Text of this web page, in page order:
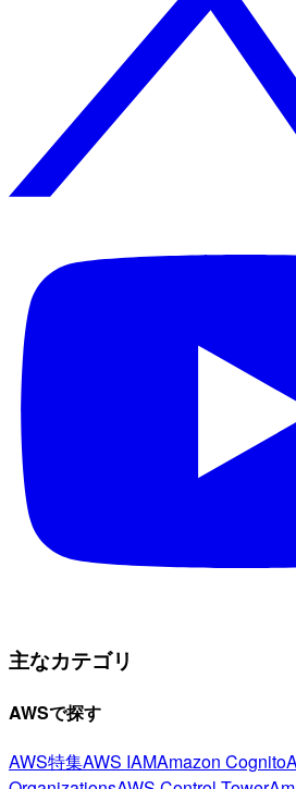
主なカテゴリ
AWSで探す
AWS特集AWS IAMAmazon Cognito